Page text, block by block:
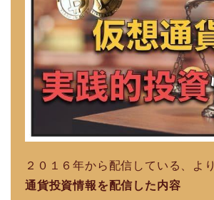
２０１６年から配信している、より
通貨投資情報を配信した内容